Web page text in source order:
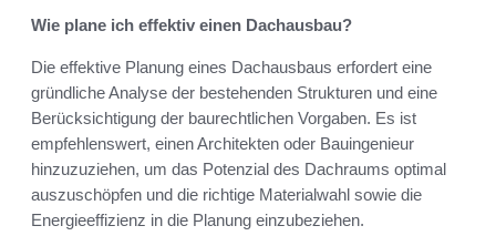
Wie plane ich effektiv einen Dachausbau?
Die effektive Planung eines Dachausbaus erfordert eine
gründliche Analyse der bestehenden Strukturen und eine
Berücksichtigung der baurechtlichen Vorgaben. Es ist
empfehlenswert, einen Architekten oder Bauingenieur
hinzuzuziehen, um das Potenzial des Dachraums optimal
auszuschöpfen und die richtige Materialwahl sowie die
Energieeffizienz in die Planung einzubeziehen.